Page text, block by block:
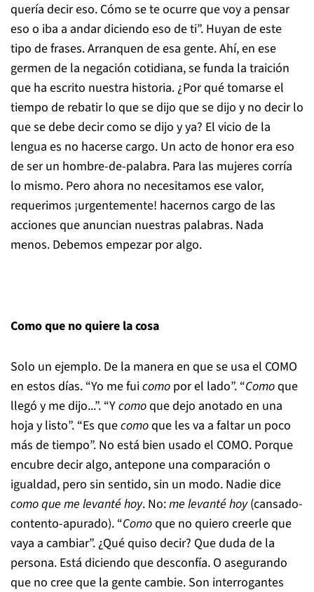
quería decir eso. Cómo se te ocurre que voy a pensar
eso o iba a andar diciendo eso de ti”. Huyan de este
tipo de frases. Arranquen de esa gente. Ahí, en ese
germen de la negación cotidiana, se funda la traición
que ha escrito nuestra historia. ¿Por qué tomarse el
tiempo de rebatir lo que se dijo que se dijo y no decir lo
que se debe decir como se dijo y ya? El vicio de la
lengua es no hacerse cargo. Un acto de honor era eso
de ser un hombre-de-palabra. Para las mujeres corría
lo mismo. Pero ahora no necesitamos ese valor,
requerimos ¡urgentemente! hacernos cargo de las
acciones que anuncian nuestras palabras. Nada
menos. Debemos empezar por algo.
Como que no quiere la cosa
Solo un ejemplo. De la manera en que se usa el COMO
en estos días. “Yo me fuicomo por el lado”. “Comoque
llegó y me dijo...”. “Ycomoque dejo anotado en una
hoja y listo”. “Es quecomoque les va a faltar un poco
más de tiempo”. No está bien usado el COMO. Porque
encubre decir algo, antepone una comparación o
igualdad, pero sin sentido, sin un modo. Nadie dice
como que me levanté hoy. No:me levanté hoy(cansado-
contento-apurado). “Comoque no quiero creerle que
vaya a cambiar”. ¿Qué quiso decir? Que duda de la
persona. Está diciendo que desconfía. O asegurando
que no cree que la gente cambie. Son interrogantes